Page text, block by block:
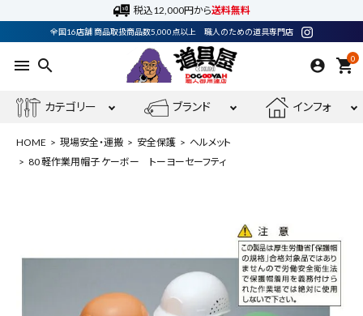
税込12,000円から送料無料
全国16店舗 商品取扱商品数5,000点以上 職人のための道具専門店
menu search 0
shopping_cart
カテゴリー ブランド インフォ
会員登録
最近閲覧した商品
HOME 現場安全・運搬 安全保護
ヘルメット
80 軽作業用帽子 ケーボー トーヨーセーフティ